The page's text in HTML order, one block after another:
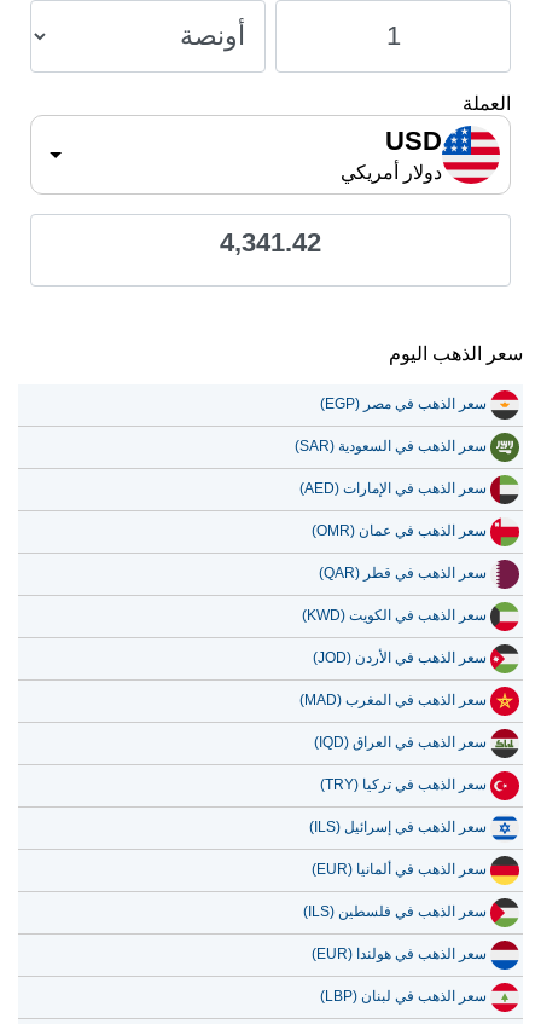
العملة
USD
دولار أمريكي
4,341.42
سعر الذهب اليوم
سعر الذهب في مصر (EGP)
سعر الذهب في السعودية (SAR)
سعر الذهب في الإمارات (AED)
سعر الذهب في عمان (OMR)
سعر الذهب في قطر (QAR)
سعر الذهب في الكويت (KWD)
سعر الذهب في الأردن (JOD)
سعر الذهب في المغرب (MAD)
سعر الذهب في العراق (IQD)
سعر الذهب في تركيا (TRY)
سعر الذهب في إسرائيل (ILS)
سعر الذهب في ألمانيا (EUR)
سعر الذهب في فلسطين (ILS)
سعر الذهب في هولندا (EUR)
سعر الذهب في لبنان (LBP)